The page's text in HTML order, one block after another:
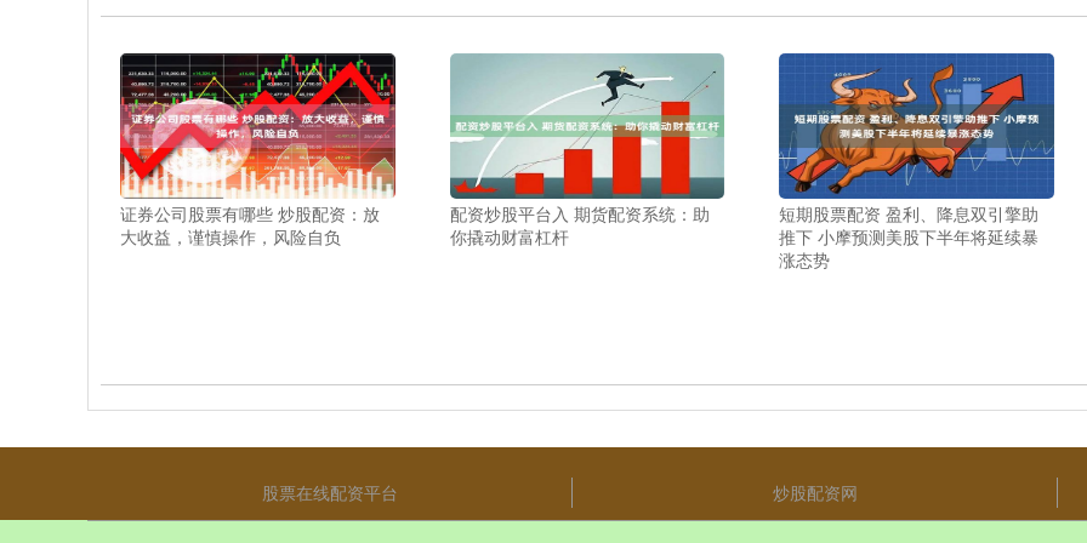
证券公司股票有哪些 炒股配资：放
大收益，谨慎操作，风险自负
配资炒股平台入 期货配资系统：助
你撬动财富杠杆
短期股票配资 盈利、降息双引擎助
推下 小摩预测美股下半年将延续暴
涨态势
股票在线配资平台 炒股配资网